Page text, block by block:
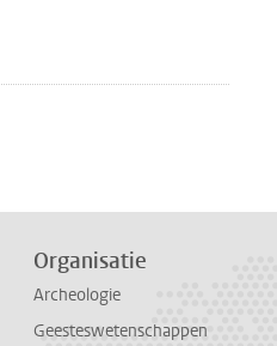
Mastodon
Organisatie
Archeologie
Geesteswetenschappen